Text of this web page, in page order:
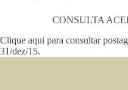
CONSULTA
Clique aqui para consultar
31/dez/15.